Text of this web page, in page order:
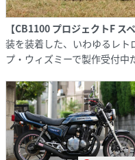
【CB1100 プロジェクトF ス
装を装着した、いわゆるレト
プ・ウィズミーで製作受付中